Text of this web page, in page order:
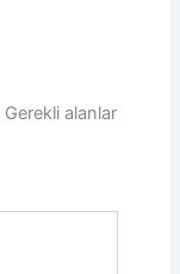
Gerekli alanlar